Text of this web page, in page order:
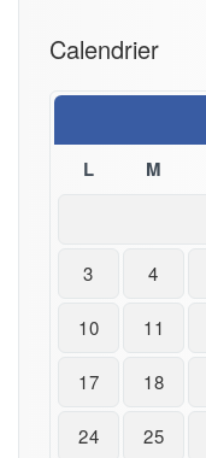
Calendrier
L M
3 4
10 11
17 18
24 25